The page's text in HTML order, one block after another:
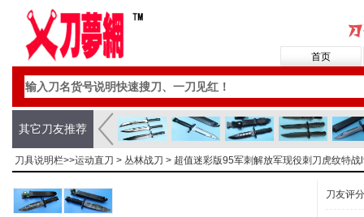
首页
其它刀友推荐
刀具说明栏>>运动直刀 > 丛林战刀 > 超值迷彩版95军刺解放军现役刺刀虎纹特
刀友评